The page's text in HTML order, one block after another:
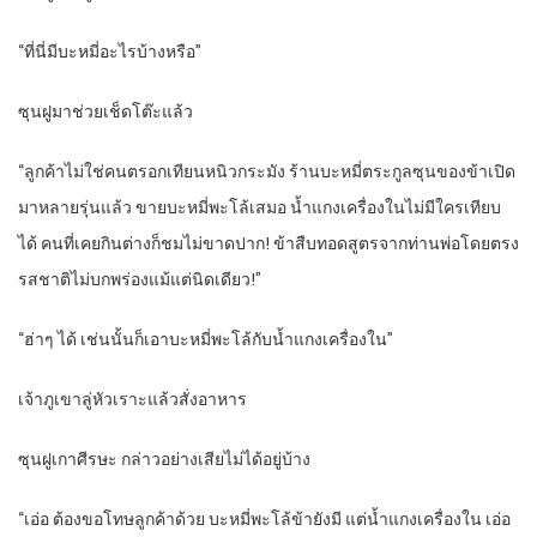
“ที่นี่มีบะหมี่อะไรบ้างหรือ”
ซุนฝูมาช่วยเช็ดโต๊ะแล้ว
“ลูกค้าไม่ใช่คนตรอกเทียนหนิวกระมัง ร้านบะหมี่ตระกูลซุนของข้าเปิด
มาหลายรุ่นแล้ว ขายบะหมี่พะโล้เสมอ น้ำแกงเครื่องในไม่มีใครเทียบ
ได้ คนที่เคยกินต่างก็ชมไม่ขาดปาก! ข้าสืบทอดสูตรจากท่านพ่อโดยตรง
รสชาติไม่บกพร่องแม้แต่นิดเดียว!”
“ฮ่าๆ ได้ เช่นนั้นก็เอาบะหมี่พะโล้กับน้ำแกงเครื่องใน”
เจ้าภูเขาลู่หัวเราะแล้วสั่งอาหาร
ซุนฝูเกาศีรษะ กล่าวอย่างเสียไม่ได้อยู่บ้าง
“เอ่อ ต้องขอโทษลูกค้าด้วย บะหมี่พะโล้ข้ายังมี แต่น้ำแกงเครื่องใน เอ่อ